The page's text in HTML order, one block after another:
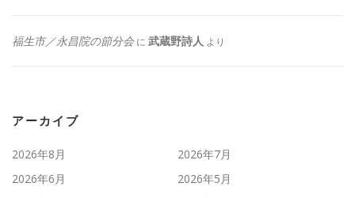
福生市／永昌院の節分会に 武蔵野詩人 より
アーカイブ
2026年8月
2026年7月
2026年6月
2026年5月